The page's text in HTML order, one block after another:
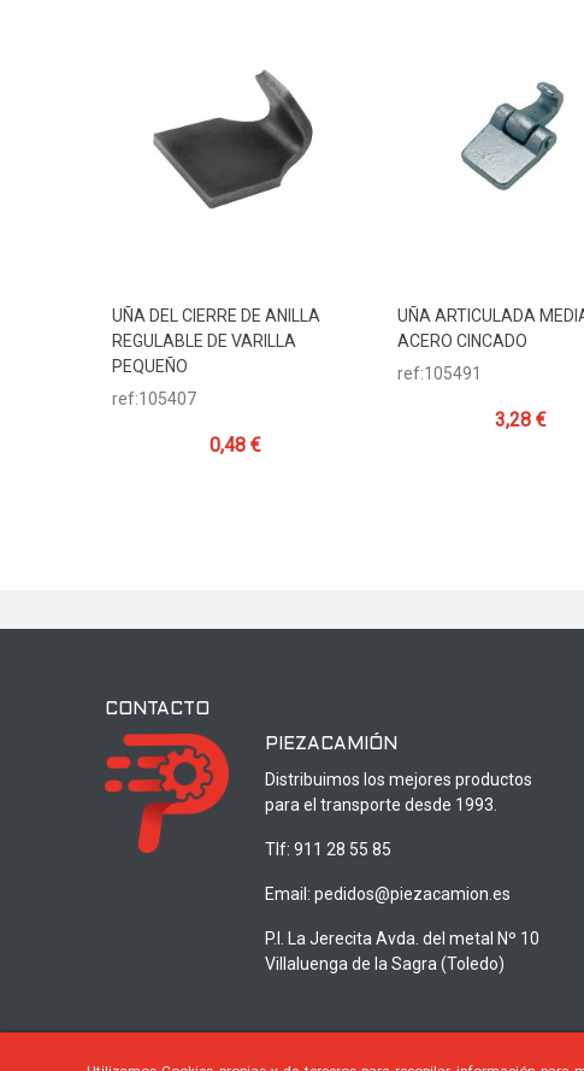
Añadir Al Carrito
UÑA DEL CIERRE DE ANILLA
REGULABLE DE VARILLA
PEQUEÑO
ref:105407
0,48 €
Añadir Al Carrito
UÑA ARTICULADA
ACERO CINCADO
ref:105491
3,28 €
CONTACTO
PIEZACAMIÓN
Distribuimos los mejores productos
para el transporte desde 1993.
Tlf:911 28 55 85
Email:pedidos@piezacamion.es
P.I. La Jerecita Avda. del metal Nº 10
Villaluenga de la Sagra (Toledo)